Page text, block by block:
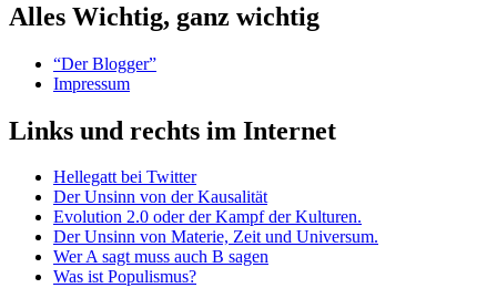
Alles Wichtig, ganz wichtig
“Der Blogger”
Impressum
Links und rechts im Internet
Hellegatt bei Twitter
Der Unsinn von der Kausalität
Evolution 2.0 oder der Kampf der Kulturen.
Der Unsinn von Materie, Zeit und Universum.
Wer A sagt muss auch B sagen
Was ist Populismus?